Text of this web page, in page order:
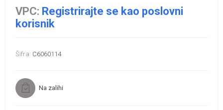
VPC: Registrirajte se kao poslovni
korisnik
Šifra: C6060114
Na zalihi